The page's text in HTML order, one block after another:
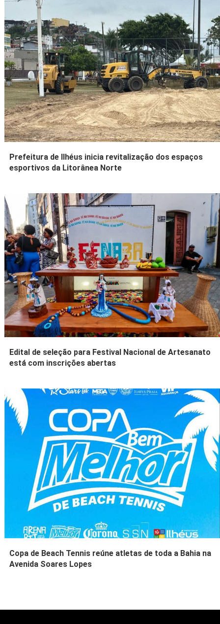
Prefeitura de Ilhéus inicia revitalização dos espaços
esportivos da Litorânea Norte
Edital de seleção para Festival Nacional de Artesanato
está com inscrições abertas
Copa de Beach Tennis reúne atletas de toda a Bahia na
Avenida Soares Lopes